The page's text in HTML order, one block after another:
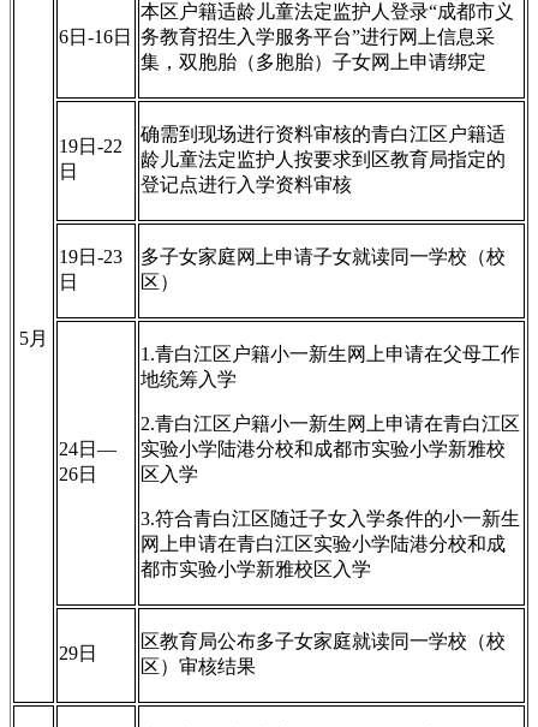
5月
6日-16日
本区户籍适龄儿童法定监护人登录“成都市义
务教育招生入学服务平台”进行网上信息采
集，双胞胎（多胞胎）子女网上申请绑定
19日-22
日
确需到现场进行资料审核的青白江区户籍适
龄儿童法定监护人按要求到区教育局指定的
登记点进行入学资料审核
19日-23
日
多子女家庭网上申请子女就读同一学校（校
区）
24日—
26日
1.青白江区户籍小一新生网上申请在父母工作
地统筹入学
2.青白江区户籍小一新生网上申请在青白江区
实验小学陆港分校和成都市实验小学新雅校
区入学
3.符合青白江区随迁子女入学条件的小一新生
网上申请在青白江区实验小学陆港分校和成
都市实验小学新雅校区入学
29日
区教育局公布多子女家庭就读同一学校（校
区）审核结果